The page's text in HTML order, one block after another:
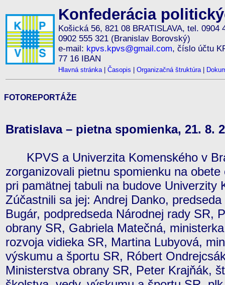
Konfederácia
Košická 56, 821 08 BRATISLAVA, tel. 0904
0902 555 321 (Branislav Borovský)
e-mail: kpvs.kpvs@gmail.com, číslo účtu
77 16 IBAN
Hlavná stránka| Časopis Organizačná štruktúra|
FOTOREPORTÁŽE
Bratislava – pietna spomienka, 21. 8.
KPVS a Univerzita Komenského v
zorganizovali pietnu spomienku na
pri pamätnej tabuli na budove Univerzity
Zúčastnili sa jej: Andrej Danko,
Bugár, podpredseda Národnej rady SR,
obrany SR, Gabriela Matečná,
rozvoja vidieka SR, Martina Lubyová,
výskumu a športu SR, Róbert
Ministerstva obrany SR, Peter Krajňák,